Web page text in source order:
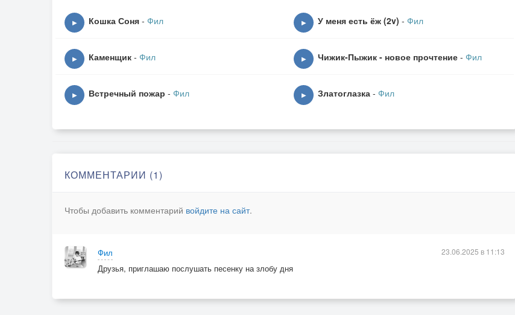
▶ Кошка Соня - Фил ▶ У меня есть ёж (2v) - Фил
▶ Каменщик - Фил ▶ Чижик-Пыжик - новое прочтение - Фил
▶ Встречный пожар - Фил ▶ Златоглазка - Фил
КОММЕНТАРИИ (1)
Чтобы добавить комментарий войдите на сайт.
Фил
Друзья, приглашаю послушать песенку на злобу дня
23.06.2025 в 11:13